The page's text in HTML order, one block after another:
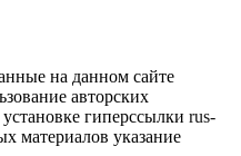
на данном сайте
авторских
гиперссылки rus-
материалов указание